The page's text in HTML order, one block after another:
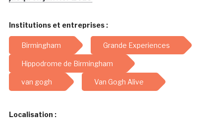
Institutions et entreprises :
Birmingham Grande Experiences
Hippodrome de Birmingham
van gogh Van Gogh Alive
Localisation :